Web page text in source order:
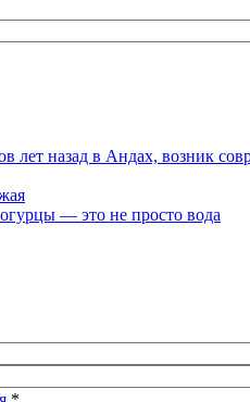
назад в Андах, возник
— это не просто вода